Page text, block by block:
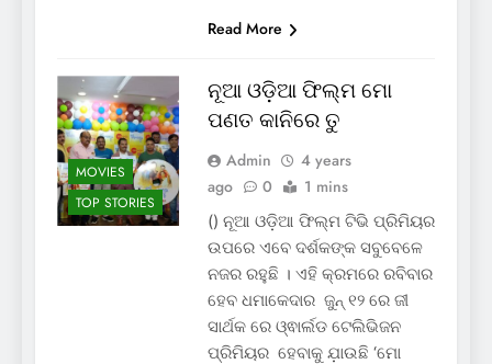
Read More
MOVIES
TOP STORIES
ନୂଆ ଓଡ଼ିଆ ଫିଲ୍ମ ମୋ
ପଣତ କାନିରେ ତୁ
Admin
4 years
ago
0 1 mins
() ନୂଆ ଓଡ଼ିଆ ଫିଲ୍ମ ଟିଭି ପ୍ରିମିୟର
ଉପରେ ଏବେ ଦର୍ଶକଙ୍କ ସବୁବେଳେ
ନଜର ରହୁଛି । ଏହି କ୍ରମରେ ରବିବାର
ହେବ ଧମାକେଦାର ଜୁନ୍ ୧୨ ରେ ଜୀ
ସାର୍ଥକ ରେ ଓ୍ଵାର୍ଲଡ ଟେଲିଭିଜନ
ପ୍ରିମିୟର ହେବାକୁ ଯ଼ାଉଛି ‘ମୋ